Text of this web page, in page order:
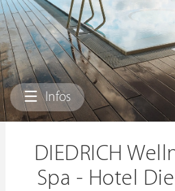
Infos
DIEDRICH
Spa - Hotel